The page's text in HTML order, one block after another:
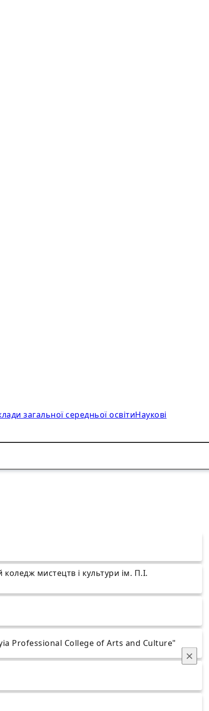
загальної середньої освітиНаукові
×
мистецтв і культури ім. П.І.
Professional College of Arts and Culture"